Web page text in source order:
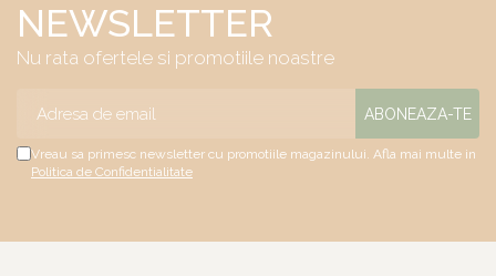
NEWSLETTER
Nu rata ofertele si promotiile noastre
Vreau sa primesc newsletter cu promotiile magazinului. Afla mai multe in
Politica de Confidentialitate